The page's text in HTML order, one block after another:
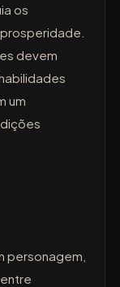
os
devem
um
personagem,